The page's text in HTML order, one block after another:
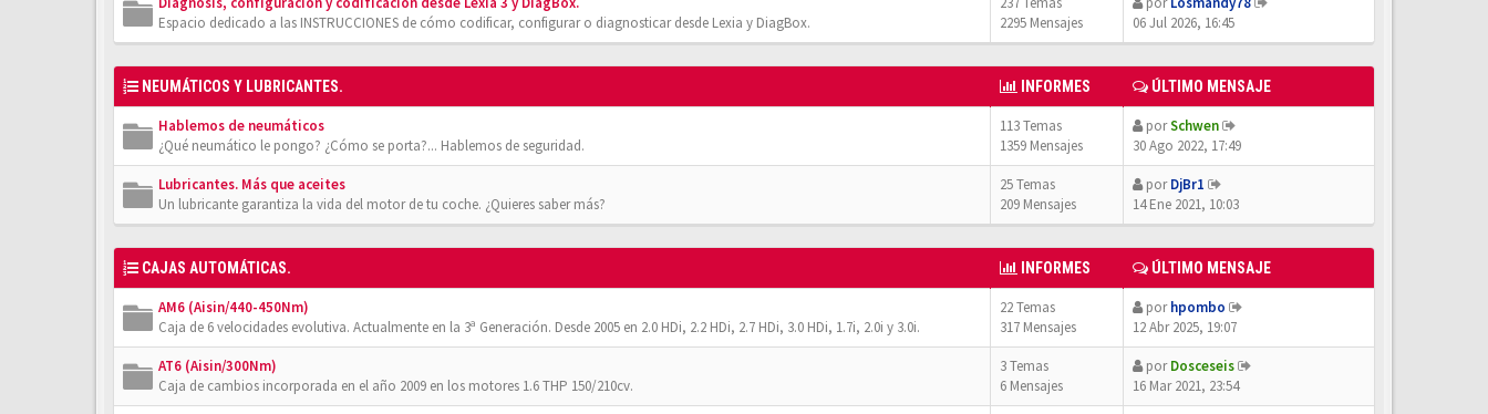
Espacio dedicado a las INSTRUCCIONES de cómo codificar, configurar o diagnosticar desde Lexia y DiagBox.
2295 Mensajes
06 Jul 2026, 16:45
NEUMÁTICOS Y LUBRICANTES. INFORMES ÚLTIMO MENSAJE
Hablemos de neumáticos
¿Qué neumático le pongo? ¿Cómo se porta?... Hablemos de seguridad.
113 Temas
1359 Mensajes
porSchwen
30 Ago 2022, 17:49
Lubricantes. Más que aceites
Un lubricante garantiza la vida del motor de tu coche. ¿Quieres saber más?
25 Temas
209 Mensajes
porDjBr1
14 Ene 2021, 10:03
CAJAS AUTOMÁTICAS. INFORMES ÚLTIMO MENSAJE
AM6 (Aisin/440-450Nm)
Caja de 6 velocidades evolutiva. Actualmente en la 3ª Generación. Desde 2005 en 2.0 HDi, 2.2 HDi, 2.7 HDi, 3.0 HDi, 1.7i, 2.0i y 3.0i.
22 Temas
317 Mensajes
porhpombo
12 Abr 2025, 19:07
AT6 (Aisin/300Nm)
Caja de cambios incorporada en el año 2009 en los motores 1.6 THP 150/210cv.
3 Temas
6 Mensajes
porDosceseis
16 Mar 2021, 23:54